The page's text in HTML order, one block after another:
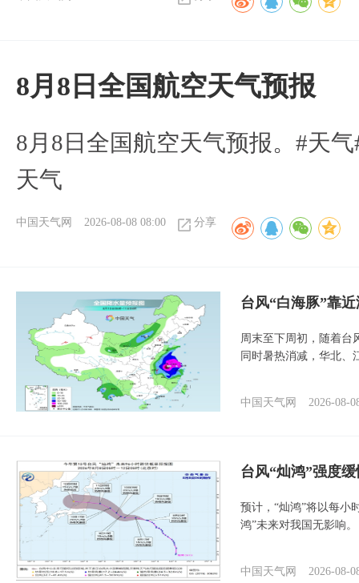
8月8日全国航空天气预报
8月8日全国航空天气预报。#天
天气
中国天气网 2026-08-08 08:00 分享
台风“白海豚”靠
周末至下周初，随着台
同时暑热消减，华北、
中国天气网 2026-08-
台风“灿鸿”强度
预计，“灿鸿”将以每小
鸿”未来对我国无影响。
中国天气网 2026-08-